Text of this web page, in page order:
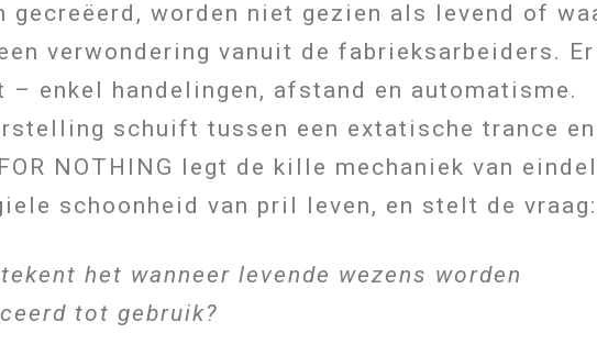
gecreëerd, worden niet gezien als levend of
verwondering vanuit de fabrieksarbeiders.
– enkel handelingen, afstand en automatisme.
schuift tussen een extatische trance
NOTHING legt de kille mechaniek van
schoonheid van pril leven, en stelt de vraag:
het wanneer levende wezens worden
tot gebruik?